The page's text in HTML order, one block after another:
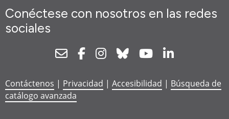
Conéctese con nosotros en las redes
sociales
NewsletterFacebookInstagram
Bluesky Youtube
Contáctenos | Privacidad | Accesibilidad | Búsqueda de
catálogo avanzada